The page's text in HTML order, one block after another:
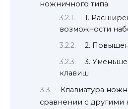
ножничного типа
1.
возможности
2.
3.
клавиш
Клавиатура
сравнении с другими